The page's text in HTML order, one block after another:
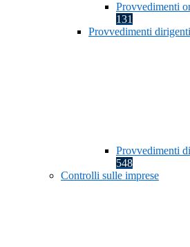
Provvedimenti
131
Provvedimenti
Provvedimenti
548
Controlli sulle imprese